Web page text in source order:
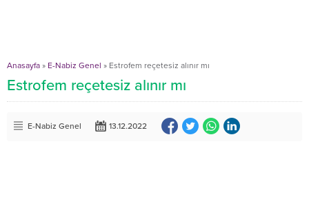
Anasayfa » E-Nabiz Genel » Estrofem reçetesiz alınır mı
Estrofem reçetesiz alınır mı
E-Nabiz Genel 13.12.2022